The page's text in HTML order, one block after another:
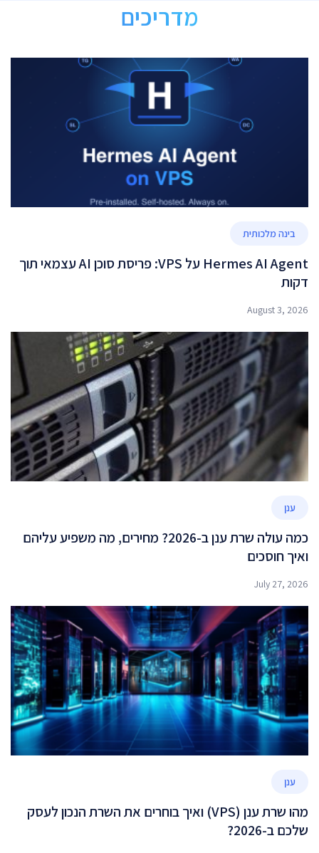
מדריכים
בינה מלכותית
Hermes AI Agent על VPS: פריסת סוכן AI עצמאי תוך
דקות
August 3, 2026
ענן
כמה עולה שרת ענן ב-2026? מחירים, מה משפיע עליהם
ואיך חוסכים
July 27, 2026
ענן
מהו שרת ענן (VPS) ואיך בוחרים את השרת הנכון לעסק
שלכם ב-2026?